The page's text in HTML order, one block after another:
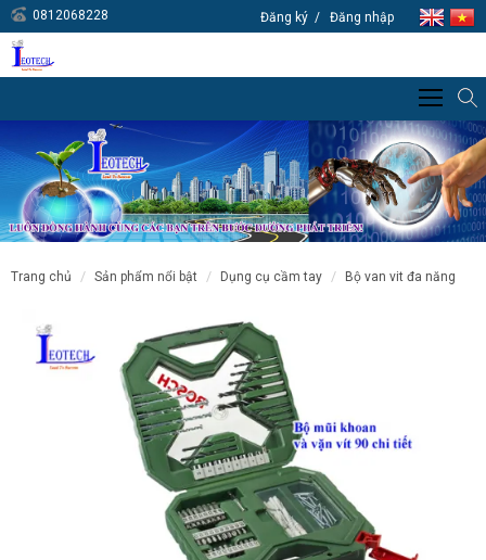
0812068228 Đăng ký Đăng nhập
trang chủ sản phẩm nổi bật dụng cụ cầm tay bộ van vit đa năng